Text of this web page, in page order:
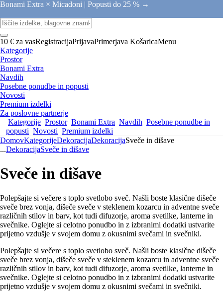
Bonami Extra × Micadoni | Popusti do 25 % →
10 € za vasRegistracijaPrijavaPrimerjava KošaricaMenu
Kategorije
Prostor
Bonami Extra
Navdih
Posebne ponudbe in popusti
Novosti
Premium izdelki
Za poslovne partnerje
Kategorije Prostor Bonami Extra Navdih Posebne ponudbe in
popusti Novosti Premium izdelki
DomovKategorijeDekoracijaDekoracijaSveče in dišave
...DekoracijaSveče in dišave
Sveče in dišave
Polepšajte si večere s toplo svetlobo sveč. Našli boste klasične dišeče
sveče brez vonja, dišeče sveče v steklenem kozarcu in adventne sveče
različnih stilov in barv, kot tudi difuzorje, aroma svetilke, lanterne in
svečnike. Oglejte si celotno ponudbo in z izbranimi dodatki ustvarite
prijetno vzdušje v svojem domu z okusnimi svečami in svečniki.
Polepšajte si večere s toplo svetlobo sveč. Našli boste klasične dišeče
sveče brez vonja, dišeče sveče v steklenem kozarcu in adventne sveče
različnih stilov in barv, kot tudi difuzorje, aroma svetilke, lanterne in
svečnike. Oglejte si celotno ponudbo in z izbranimi dodatki ustvarite
prijetno vzdušje v svojem domu z okusnimi svečami in svečniki.